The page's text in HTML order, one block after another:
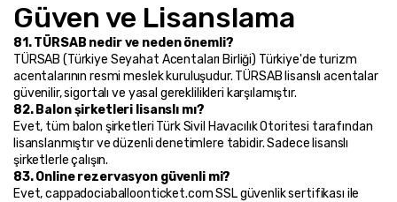
Güven ve Lisanslama
81. TÜRSAB nedir ve neden önemli?
TÜRSAB (Türkiye Seyahat Acentaları Birliği) Türkiye'de turizm
acentalarının resmi meslek kuruluşudur. TÜRSAB lisanslı acentalar
güvenilir, sigortalı ve yasal gereklilikleri karşılamıştır.
82. Balon şirketleri lisanslı mı?
Evet, tüm balon şirketleri Türk Sivil Havacılık Otoritesi tarafından
lisanslanmıştır ve düzenli denetimlere tabidir. Sadece lisanslı
şirketlerle çalışın.
83. Online rezervasyon güvenli mi?
Evet, cappadociaballoonticket.com SSL güvenlik sertifikası ile